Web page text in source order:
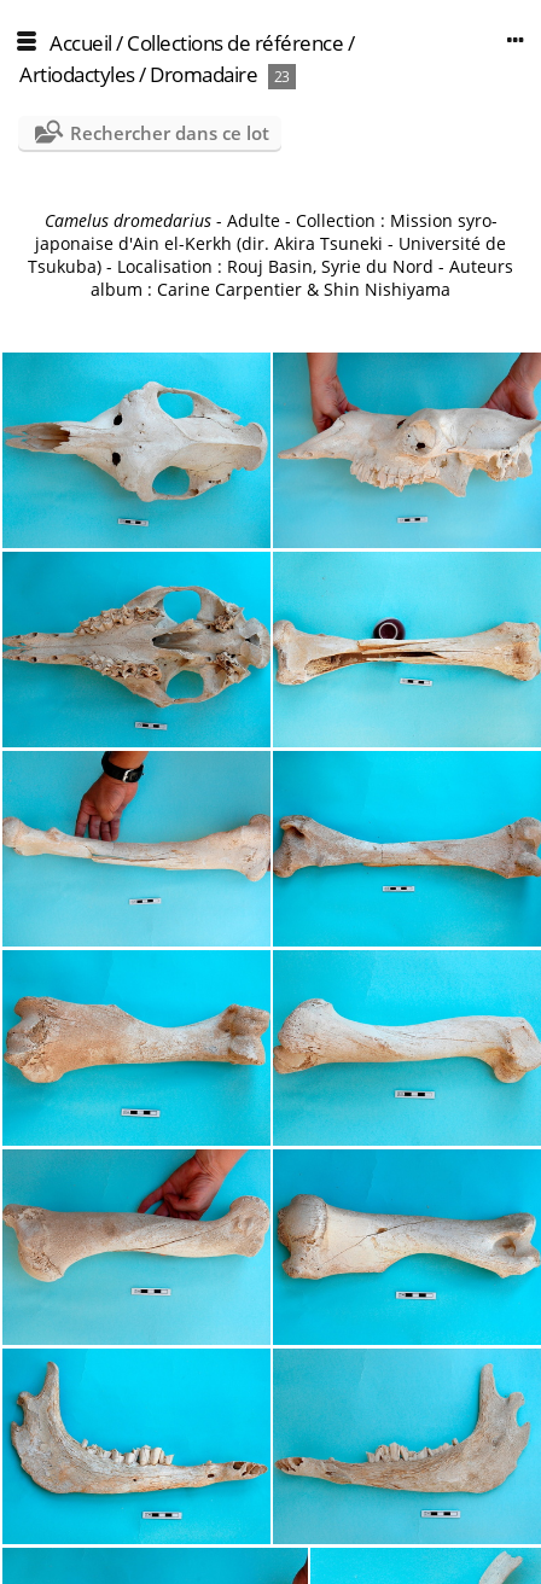
Accueil/Collections de référence/
Artiodactyles/Dromadaire 23
Rechercher dans ce lot
Camelus dromedarius- Adulte - Collection : Mission syro-
japonaise d'Ain el-Kerkh (dir. Akira Tsuneki - Université de
Tsukuba) - Localisation : Rouj Basin, Syrie du Nord - Auteurs
album : Carine Carpentier & Shin Nishiyama